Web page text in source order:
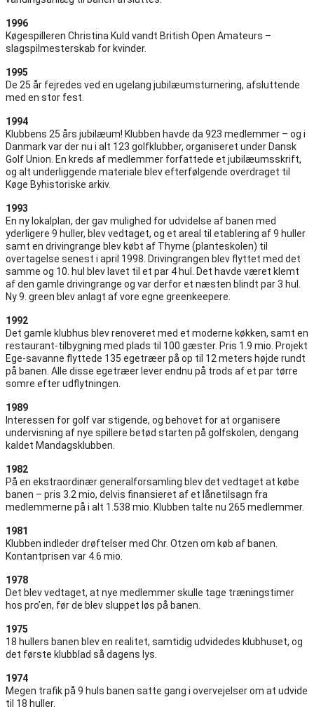
1996
Køgespilleren Christina Kuld vandt British Open Amateurs –
slagspilmesterskab for kvinder.
1995
De 25 år fejredes ved en ugelang jubilæumsturnering, afsluttende
med en stor fest.
1994
Klubbens 25 års jubilæum! Klubben havde da 923 medlemmer – og i
Danmark var der nu i alt 123 golfklubber, organiseret under Dansk
Golf Union. En kreds af medlemmer forfattede et jubilæumsskrift,
og alt underliggende materiale blev efterfølgende overdraget til
Køge Byhistoriske arkiv.
1993
En ny lokalplan, der gav mulighed for udvidelse af banen med
yderligere 9 huller, blev vedtaget, og et areal til etablering af 9 huller
samt en drivingrange blev købt af Thyme (planteskolen) til
overtagelse senest i april 1998. Drivingrangen blev flyttet med det
samme og 10. hul blev lavet til et par 4 hul. Det havde været klemt
af den gamle drivingrange og var derfor et næsten blindt par 3 hul.
Ny 9. green blev anlagt af vore egne greenkeepere.
1992
Det gamle klubhus blev renoveret med et moderne køkken, samt en
restaurant-tilbygning med plads til 100 gæster. Pris 1.9 mio. Projekt
Ege-savanne flyttede 135 egetræer på op til 12 meters højde rundt
på banen. Alle disse egetræer lever endnu på trods af et par tørre
somre efter udflytningen.
1989
Interessen for golf var stigende, og behovet for at organisere
undervisning af nye spillere betød starten på golfskolen, dengang
kaldet Mandagsklubben.
1982
På en ekstraordinær generalforsamling blev det vedtaget at købe
banen – pris 3.2 mio, delvis finansieret af et lånetilsagn fra
medlemmerne på i alt 1.538 mio. Klubben talte nu 265 medlemmer.
1981
Klubben indleder drøftelser med Chr. Otzen om køb af banen.
Kontantprisen var 4.6 mio.
1978
Det blev vedtaget, at nye medlemmer skulle tage træningstimer
hos pro’en, før de blev sluppet løs på banen.
1975
18 hullers banen blev en realitet, samtidig udvidedes klubhuset, og
det første klubblad så dagens lys.
1974
Megen trafik på 9 huls banen satte gang i overvejelser om at udvide
til 18 huller.